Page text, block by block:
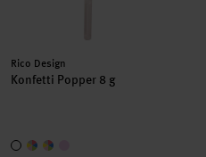
Hersteller:
Rico Design
Konfetti Popper 8 g